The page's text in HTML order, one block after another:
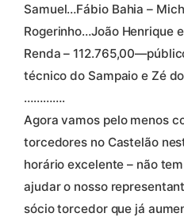
Samuel…Fábio Bahia –
Rogerinho…João Henrique
Renda –
técnico do Sampaio e Zé
………….
Agora vamos pelo menos
torcedores no Castelão
horário excelente – não
ajudar o nosso
sócio torcedor que já